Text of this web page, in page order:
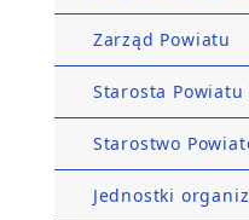
Zarząd Powiatu
Starosta
Starostwo
Jednostki